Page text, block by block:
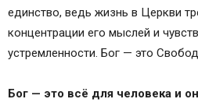
единство, ведь жизнь в Церкви
концентрации его мыслей и
устремленности. Бог — это
Бог — это всё для человека и